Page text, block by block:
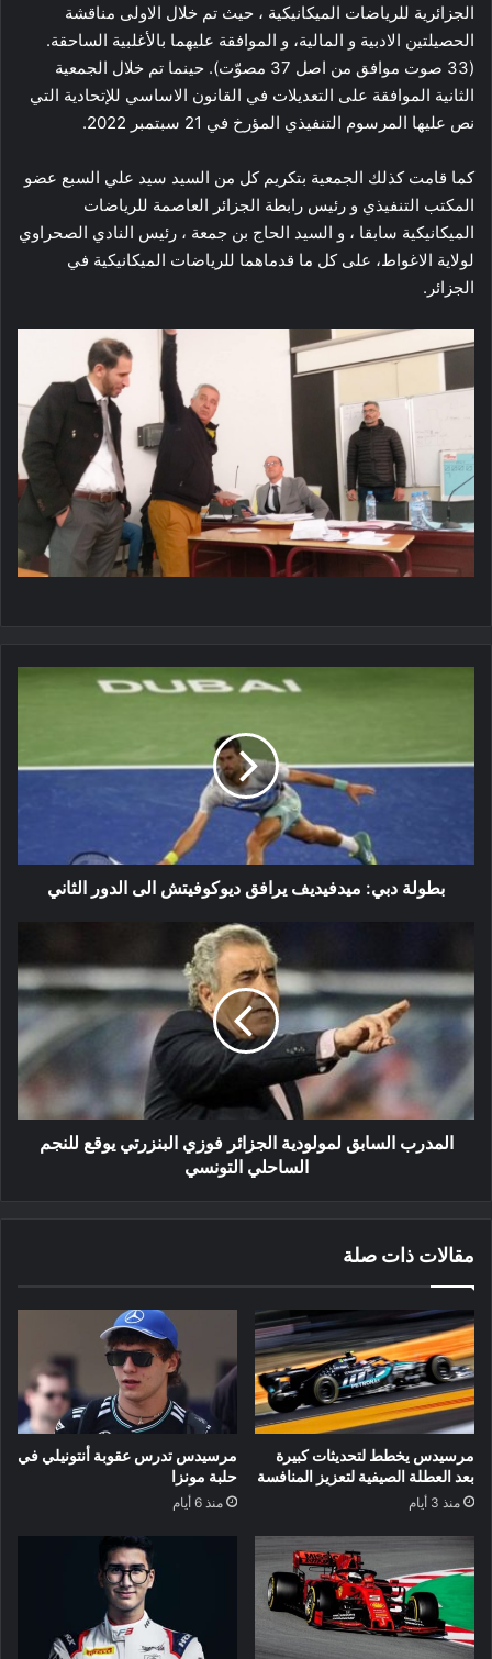
الجزائرية للرياضات الميكانيكية ، حيث تم خلال الاولى مناقشة
الحصيلتين الادبية و المالية، و الموافقة عليهما بالأغلبية الساحقة.
(33 صوت موافق من اصل 37 مصوّت). حينما تم خلال الجمعية
الثانية الموافقة على التعديلات في القانون الاساسي للإتحادية التي
نص عليها المرسوم التنفيذي المؤرخ في 21 سبتمبر 2022.
كما قامت كذلك الجمعية بتكريم كل من السيد سيد علي السبع عضو
المكتب التنفيذي و رئيس رابطة الجزائر العاصمة للرياضات
الميكانيكية سابقا ، و السيد الحاج بن جمعة ، رئيس النادي الصحراوي
لولاية الاغواط، على كل ما قدماهما للرياضات الميكانيكية في
الجزائر.
ديوكوفيتش
بطولة دبي: ميدفيديف يرافق ديوكوفيتش الى الدور الثاني
لمولودية
الجزائر
يوقع
للنجم
الساحلي
التونسي
المدرب السابق لمولودية الجزائر فوزي البنزرتي يوقع للنجم
الساحلي التونسي
مقالات ذات صلة
مرسيدس يخطط لتحديثات كبيرة
بعد العطلة الصيفية لتعزيز المنافسة
منذ 3 أيام
مرسيدس تدرس عقوبة أنتونيلي في
حلبة مونزا
منذ 6 أيام